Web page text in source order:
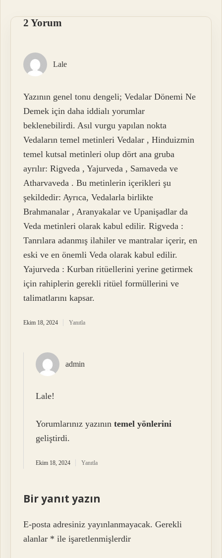
2 Yorum
Lale
Yazının genel tonu dengeli; Vedalar Dönemi Ne
Demek için daha iddialı yorumlar
beklenebilirdi. Asıl vurgu yapılan nokta
Vedaların temel metinleri Vedalar , Hinduizmin
temel kutsal metinleri olup dört ana gruba
ayrılır: Rigveda , Yajurveda , Samaveda ve
Atharvaveda . Bu metinlerin içerikleri şu
şekildedir: Ayrıca, Vedalarla birlikte
Brahmanalar , Aranyakalar ve Upanişadlar da
Veda metinleri olarak kabul edilir. Rigveda :
Tanrılara adanmış ilahiler ve mantralar içerir, en
eski ve en önemli Veda olarak kabul edilir.
Yajurveda : Kurban ritüellerini yerine getirmek
için rahiplerin gerekli ritüel formüllerini ve
talimatlarını kapsar.
Ekim 18, 2024 Yanıtla
admin
Lale!
Yorumlarınız yazınıntemel yönlerini
geliştirdi.
Ekim 18, 2024 Yanıtla
Bir yanıt yazın
E-posta adresiniz yayınlanmayacak. Gerekli
alanlar * ile işaretlenmişlerdir